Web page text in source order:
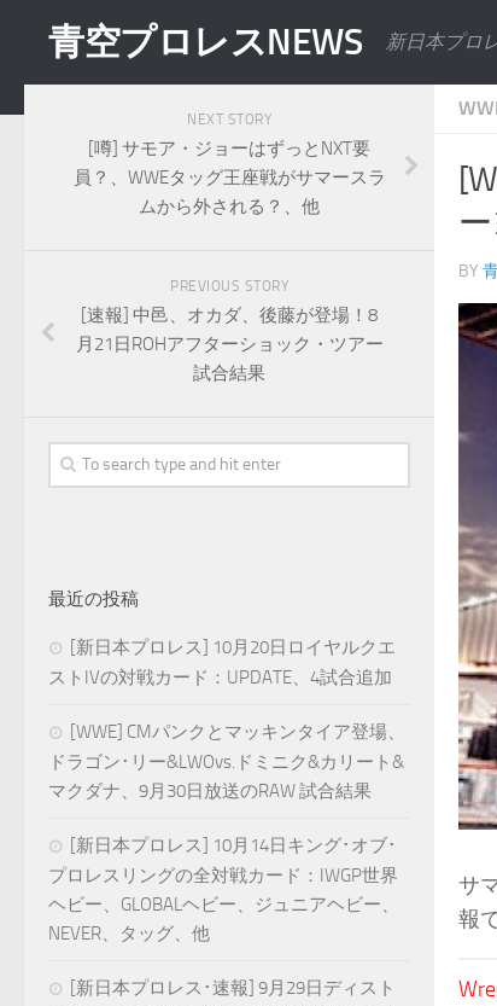
青空プロレスNEWS 新日本プロ
BY
サ
報
NEXT STORY
[噂] サモア・ジョーはずっとNXT要
員？、WWEタッグ王座戦がサマースラ
ムから外される？、他
PREVIOUS STORY
[速報] 中邑、オカダ、後藤が登場！8
月21日ROHアフターショック・ツアー
試合結果
最近の投稿
[新日本プロレス] 10月20日ロイヤルクエ
ストIVの対戦カード：UPDATE、4試合追加
[WWE] CMパンクとマッキンタイア登場、
ドラゴン･リー&LWOvs.ドミニク&カリート&
マクダナ、9月30日放送のRAW 試合結果
[新日本プロレス] 10月14日キング･オブ･
プロレスリングの全対戦カード：IWGP世界
ヘビー、GLOBALヘビー、ジュニアヘビー、
NEVER、タッグ、他
[新日本プロレス･速報] 9月29日ディスト